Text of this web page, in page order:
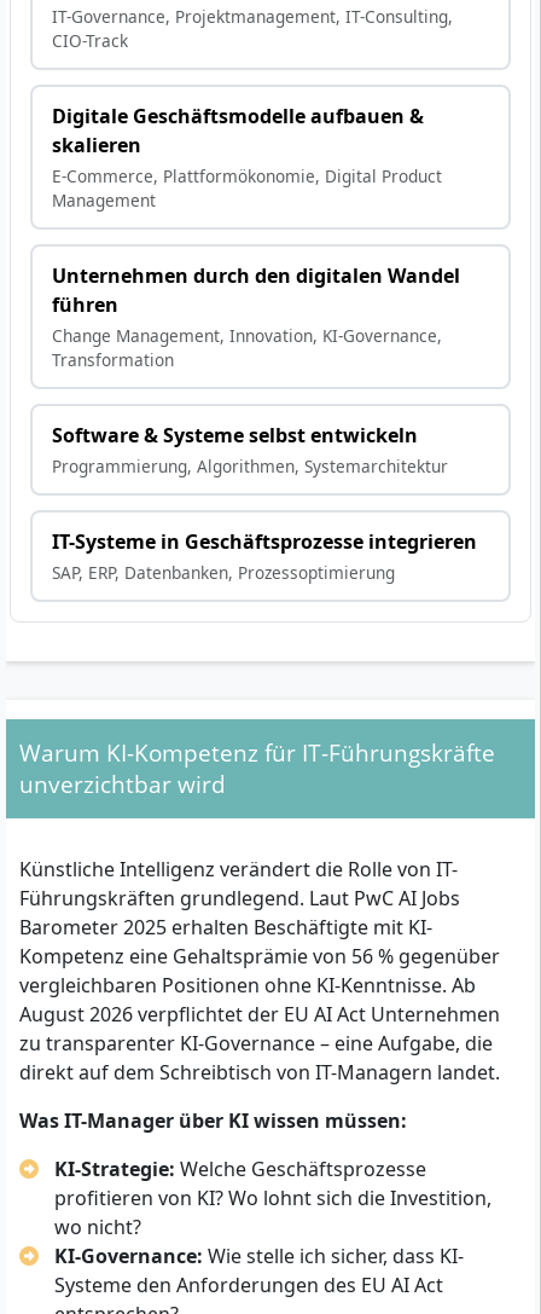
IT-Governance, Projektmanagement, IT-Consulting,
CIO-Track
Digitale Geschäftsmodelle aufbauen &
skalieren
E-Commerce, Plattformökonomie, Digital Product
Management
Unternehmen durch den digitalen Wandel
führen
Change Management, Innovation, KI-Governance,
Transformation
Software & Systeme selbst entwickeln
Programmierung, Algorithmen, Systemarchitektur
IT-Systeme in Geschäftsprozesse integrieren
SAP, ERP, Datenbanken, Prozessoptimierung
Warum KI-Kompetenz für IT-Führungskräfte
unverzichtbar wird
Künstliche Intelligenz verändert die Rolle von IT-
Führungskräften grundlegend. Laut PwC AI Jobs
Barometer 2025 erhalten Beschäftigte mit KI-
Kompetenz eine Gehaltsprämie von 56 % gegenüber
vergleichbaren Positionen ohne KI-Kenntnisse. Ab
August 2026 verpflichtet der EU AI Act Unternehmen
zu transparenter KI-Governance – eine Aufgabe, die
direkt auf dem Schreibtisch von IT-Managern landet.
Was IT-Manager über KI wissen müssen:
KI-Strategie: Welche Geschäftsprozesse
profitieren von KI? Wo lohnt sich die Investition,
wo nicht?
KI-Governance: Wie stelle ich sicher, dass KI-
Systeme den Anforderungen des EU AI Act